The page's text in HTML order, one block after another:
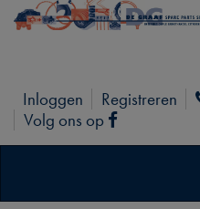
Inloggen Registreren
Volg ons op
Facebook